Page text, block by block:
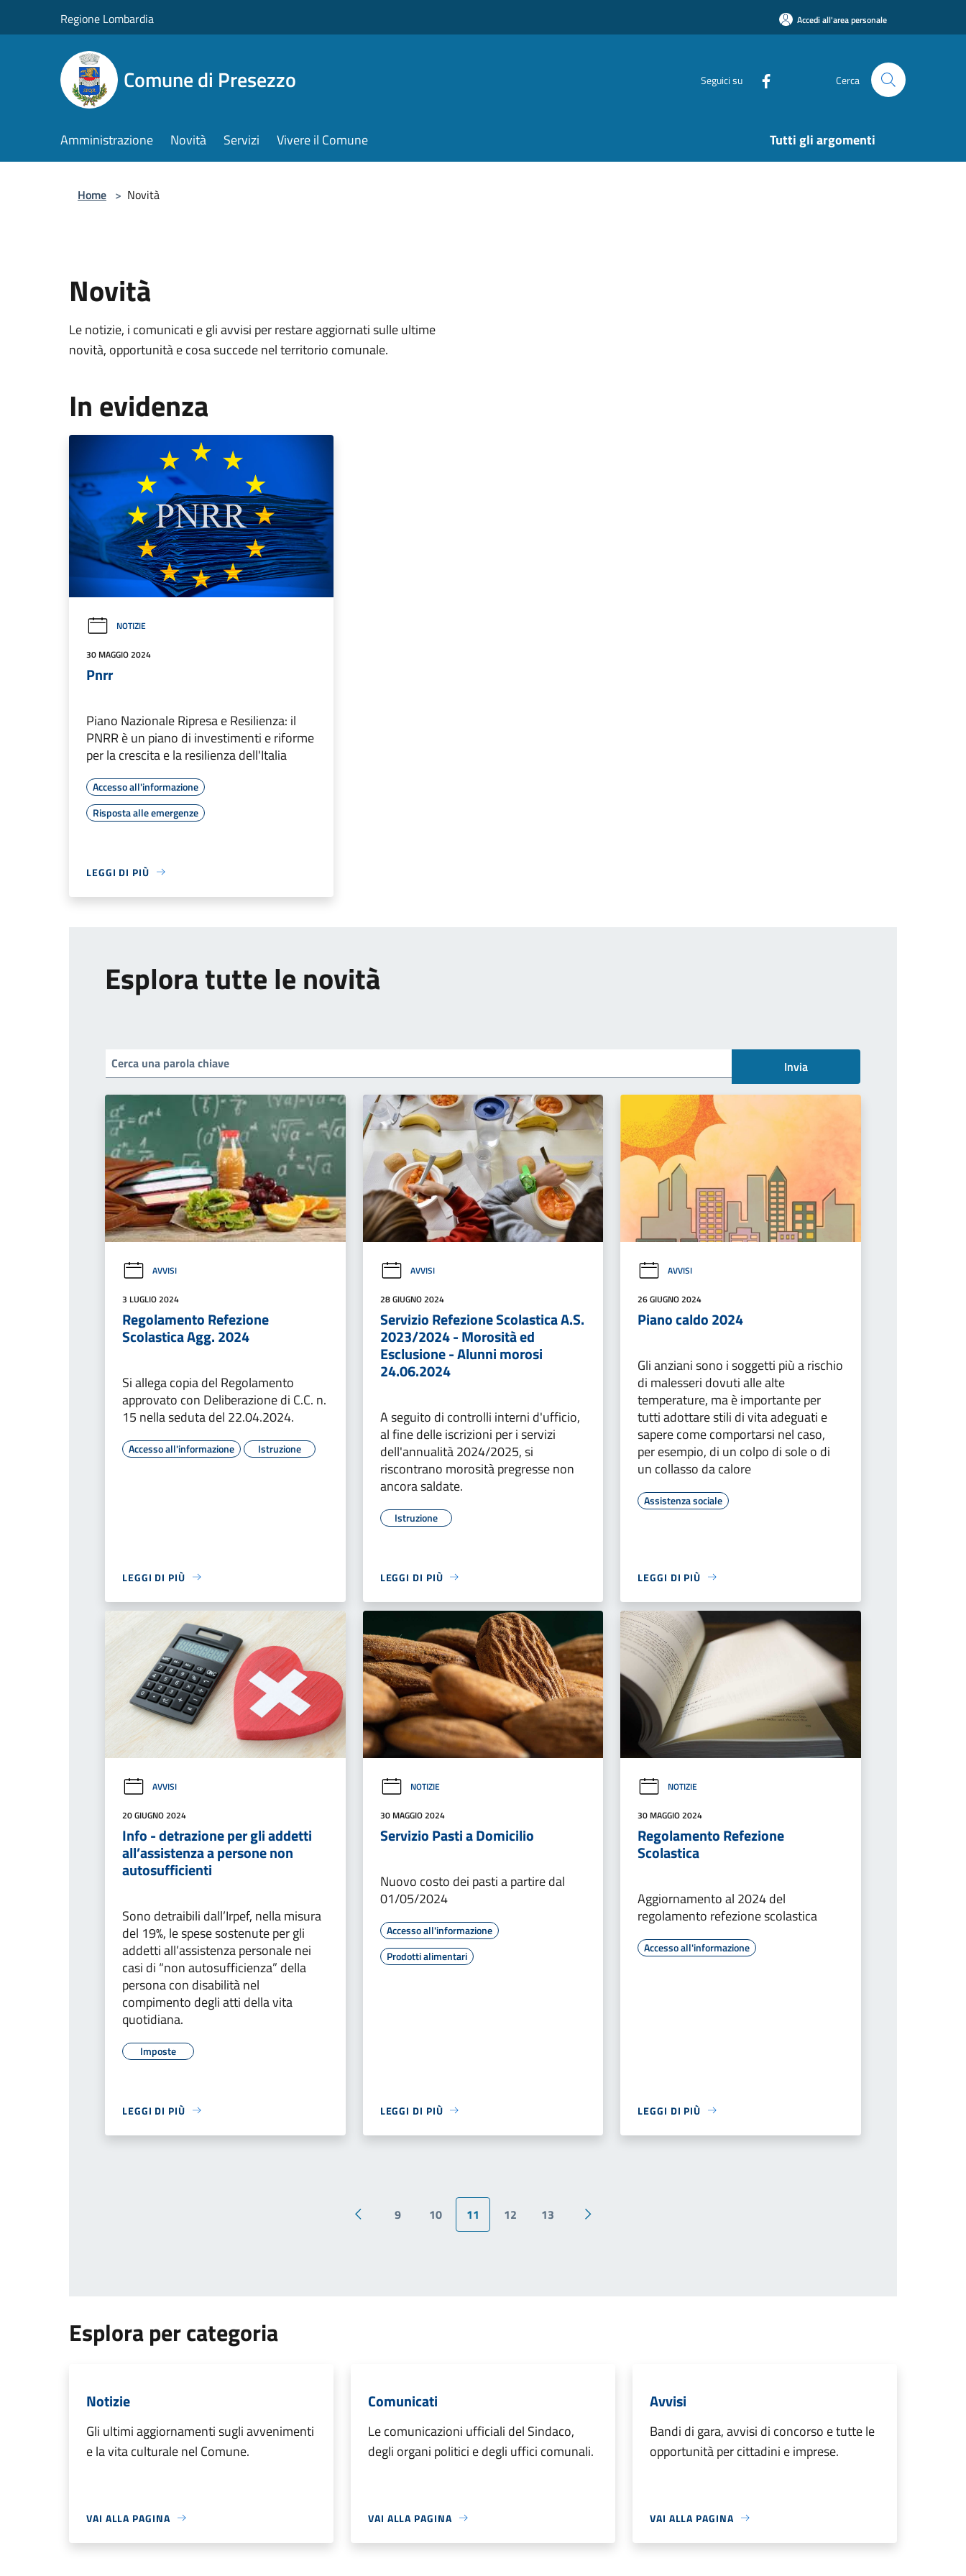
Regione Lombardia Accedi all'area personale
Comune di Presezzo Seguici su Cerca
Amministrazione Novità Servizi Vivere il Comune Tutti gli argomenti
Home > Novità
Novità
Le notizie, i comunicati e gli avvisi per restare aggiornati sulle ultime
novità, opportunità e cosa succede nel territorio comunale.
In evidenza
NOTIZIE
30 MAGGIO 2024
Pnrr
Piano Nazionale Ripresa e Resilienza: il
PNRR è un piano di investimenti e riforme
per la crescita e la resilienza dell'Italia
Accesso all'informazione
Risposta alle emergenze
LEGGI DI PIÙ
Esplora tutte le novità
Invia
AVVISI
3 LUGLIO 2024
Regolamento Refezione
Scolastica Agg. 2024
Si allega copia del Regolamento
approvato con Deliberazione di C.C. n.
15 nella seduta del 22.04.2024.
Accesso all'informazione Istruzione
LEGGI DI PIÙ
AVVISI
28 GIUGNO 2024
Servizio Refezione Scolastica A.S.
2023/2024 - Morosità ed
Esclusione - Alunni morosi
24.06.2024
A seguito di controlli interni d'ufficio,
al fine delle iscrizioni per i servizi
dell'annualità 2024/2025, si
riscontrano morosità pregresse non
ancora saldate.
Istruzione
LEGGI DI PIÙ
AVVISI
26 GIUGNO 2024
Piano caldo 2024
Gli anziani sono i soggetti più a rischio
di malesseri dovuti alle alte
temperature, ma è importante per
tutti adottare stili di vita adeguati e
sapere come comportarsi nel caso,
per esempio, di un colpo di sole o di
un collasso da calore
Assistenza sociale
LEGGI DI PIÙ
AVVISI
20 GIUGNO 2024
Info - detrazione per gli addetti
all’assistenza a persone non
autosufficienti
Sono detraibili dall’Irpef, nella misura
del 19%, le spese sostenute per gli
addetti all’assistenza personale nei
casi di “non autosufficienza” della
persona con disabilità nel
compimento degli atti della vita
quotidiana.
Imposte
LEGGI DI PIÙ
NOTIZIE
30 MAGGIO 2024
Servizio Pasti a Domicilio
Nuovo costo dei pasti a partire dal
01/05/2024
Accesso all'informazione
Prodotti alimentari
LEGGI DI PIÙ
NOTIZIE
30 MAGGIO 2024
Regolamento Refezione
Scolastica
Aggiornamento al 2024 del
regolamento refezione scolastica
Accesso all'informazione
LEGGI DI PIÙ
Pagina precedente
9 10 11 12 13
Pagina successiva
Esplora per categoria
Notizie
Gli ultimi aggiornamenti sugli avvenimenti
e la vita culturale nel Comune.
VAI ALLA PAGINA
Comunicati
Le comunicazioni ufficiali del Sindaco,
degli organi politici e degli uffici comunali.
VAI ALLA PAGINA
Avvisi
Bandi di gara, avvisi di concorso e tutte le
opportunità per cittadini e imprese.
VAI ALLA PAGINA